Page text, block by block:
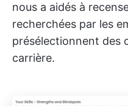
nous a aidés à
recherchées par les
présélectionnent des
carrière.